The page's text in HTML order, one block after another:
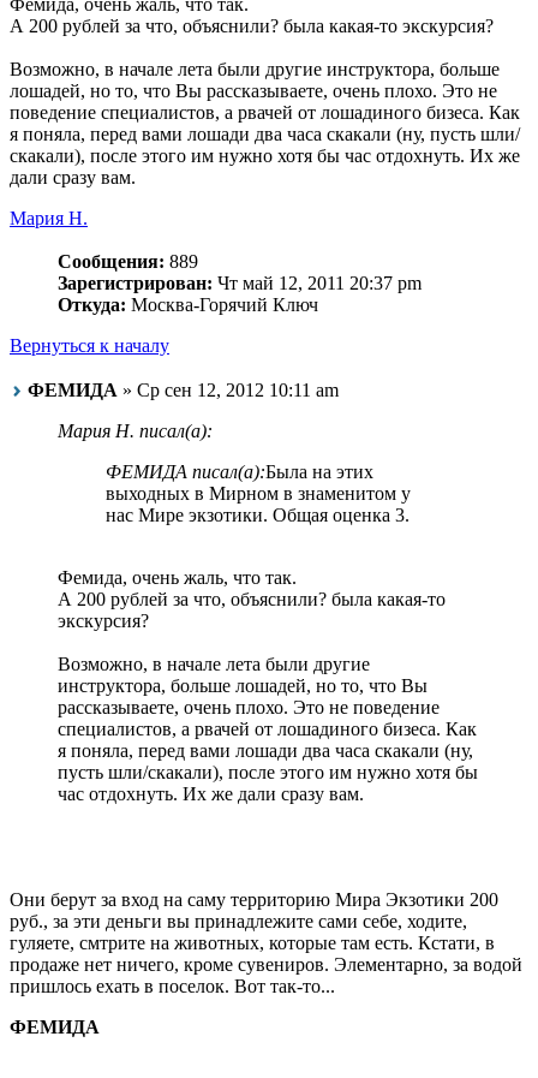
Фемида, очень жаль, что так.
А 200 рублей за что, объяснили? была какая-то экскурсия?
Возможно, в начале лета были другие инструктора, больше
лошадей, но то, что Вы рассказываете, очень плохо. Это не
поведение специалистов, а рвачей от лошадиного бизеса. Как
я поняла, перед вами лошади два часа скакали (ну, пусть шли/
скакали), после этого им нужно хотя бы час отдохнуть. Их же
дали сразу вам.
Мария Н.
Сообщения: 889
Зарегистрирован: Чт май 12, 2011 20:37 pm
Откуда: Москва-Горячий Ключ
Вернуться к началу
ФЕМИДА » Ср сен 12, 2012 10:11 am
Мария Н. писал(а):
ФЕМИДА писал(а):Была на этих
выходных в Мирном в знаменитом у
нас Мире экзотики. Общая оценка 3.
Фемида, очень жаль, что так.
А 200 рублей за что, объяснили? была какая-то
экскурсия?
Возможно, в начале лета были другие
инструктора, больше лошадей, но то, что Вы
рассказываете, очень плохо. Это не поведение
специалистов, а рвачей от лошадиного бизеса. Как
я поняла, перед вами лошади два часа скакали (ну,
пусть шли/скакали), после этого им нужно хотя бы
час отдохнуть. Их же дали сразу вам.
Они берут за вход на саму территорию Мира Экзотики 200
руб., за эти деньги вы принадлежите сами себе, ходите,
гуляете, смтрите на животных, которые там есть. Кстати, в
продаже нет ничего, кроме сувениров. Элементарно, за водой
пришлось ехать в поселок. Вот так-то...
ФЕМИДА